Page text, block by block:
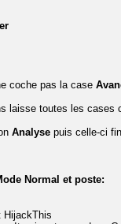
coche pas la case
laisse toutes les cases
Analyse puis celle-ci
Normal et poste:
HijackThis